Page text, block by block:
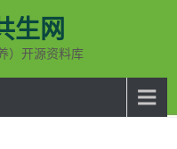
生网
）开源资料库